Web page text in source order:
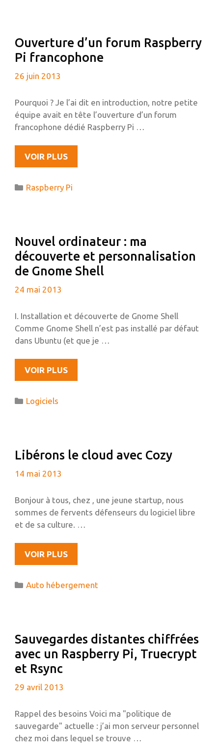
MKV
Ouverture d’un forum Raspberry
Pi francophone
26 juin 2013
Pourquoi ? Je l’ai dit en introduction, notre petite
équipe avait en tête l’ouverture d’un forum
francophone dédié Raspberry Pi …
VOIR PLUSOUVERTURE
D’UN
RASPBERRY
Catégories
Raspberry Pi
Nouvel ordinateur : ma
découverte et personnalisation
de Gnome Shell
24 mai 2013
I. Installation et découverte de Gnome Shell
Comme Gnome Shell n’est pas installé par défaut
dans Ubuntu (et que je …
VOIR PLUSNOUVEL
ORDINATEUR
DE
Catégories
Logiciels
Libérons le cloud avec Cozy
14 mai 2013
Bonjour à tous, chez , une jeune startup, nous
sommes de fervents défenseurs du logiciel libre
et de sa culture. …
VOIR PLUSLIBÉRONS
LE
AVEC
Catégories
Auto hébergement
Sauvegardes distantes chiffrées
avec un Raspberry Pi, Truecrypt
et Rsync
29 avril 2013
Rappel des besoins Voici ma "politique de
sauvegarde" actuelle : j’ai mon serveur personnel
chez moi dans lequel se trouve …